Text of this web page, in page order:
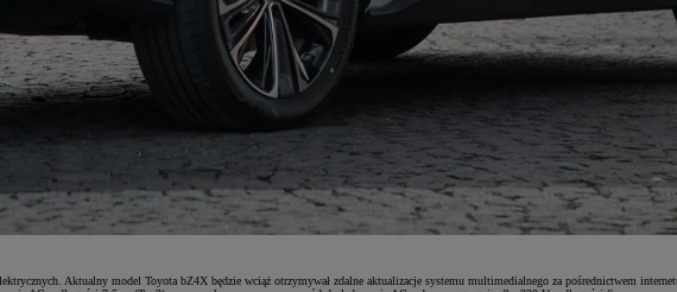
Aktualny model Toyota bZ4X będzie wciąż otrzymywał zdalne aktualizacje systemu multimedialnego za pośrednictwem